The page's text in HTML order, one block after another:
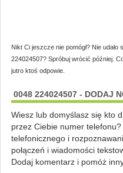
Nikt Ci jeszcze nie pomógł? Nie
224024507? Spróbuj wrócić później.
jutro ktoś odpowie.
0048 224024507 - DODAJ
Wiesz lub domyślasz się kto
przez Ciebie numer
telefonicznego i
połączeń i wiadomości
Dodaj komentarz i pomóż